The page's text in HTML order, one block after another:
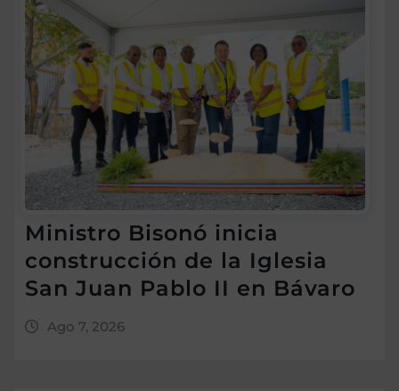
Ministro Bisonó inicia
construcción de la Iglesia
San Juan Pablo II en Bávaro
Ago 7, 2026